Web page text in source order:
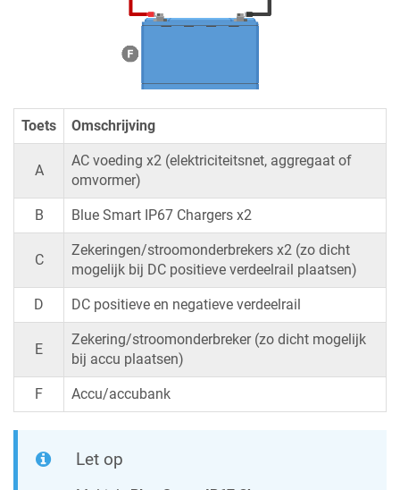
Toets Omschrijving
A
AC voeding x2 (elektriciteitsnet, aggregaat of
omvormer)
B Blue Smart IP67 Chargers x2
C
Zekeringen/stroomonderbrekers x2 (zo dicht
mogelijk bij DC positieve verdeelrail plaatsen)
D DC positieve en negatieve verdeelrail
E
Zekering/stroomonderbreker (zo dicht mogelijk
bij accu plaatsen)
F Accu/accubank
Let op